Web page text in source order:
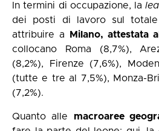
In termini di occupazione, la
dei posti di lavoro sul totale
attribuire a
Milano, attestata
collocano Roma (8,7%),
(8,2%), Firenze (7,6%),
(tutte e tre al 7,5%), Monza-
(7,2%).
Quanto alle macroaree